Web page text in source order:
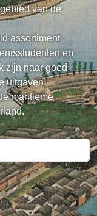
van de
assortiment
en
zijn naar goed
uitgaven.
maritieme